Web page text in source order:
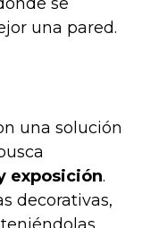
una pared.
una solución
exposición.
decorativas,